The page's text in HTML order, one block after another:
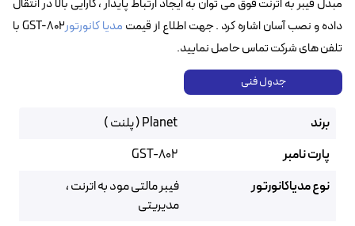
مبدل فیبر به اترنت فوق می توان به ایجاد ارتباط پایدار ، کارایی بالا در انتقال
داده و نصب آسان اشاره کرد . جهت اطلاع از قیمت مدیا کانورتور
GST-802 با
تلفن های شرکت تماس حاصل نمایید.
جدول فنی
برند
Planet ( پلنت )
پارت نامبر
GST-802
نوع مدیاکانورتور
فیبر مالتی مود به اترنت ،
مدیریتی